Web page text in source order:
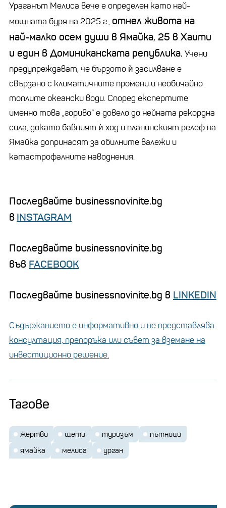
Ураганът Мелиса вече е определен като най-
мощната буря на 2025 г., отнел живота на
най-малко осем души в Ямайка, 25 в Хаити
и един в Доминиканската република. Учени
предупреждават, че бързото ѝ засилване е
свързано с климатичните промени и необичайно
топлите океански води. Според експертите
именно това „гориво“ е довело до нейната рекордна
сила, докато бавният ѝ ход и планинският релеф на
Ямайка допринасят за обилните валежи и
катастрофалните наводнения.
Последвайте businessnovinite.bg
в INSTAGRAM
Последвайте businessnovinite.bg
във FACEBOOK
Последвайте businessnovinite.bg в LINKEDIN
Съдържанието е информативно и не представлява
консултация, препоръка или съвет за вземане на
инвестиционно решение.
Тагове
жертви щети туризъм
пътници
ямайка
мелиса урган